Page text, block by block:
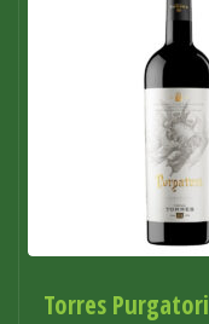
Torres Purgatori